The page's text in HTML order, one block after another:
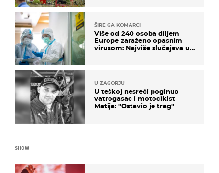
ŠIRE GA KOMARCI
Više od 240 osoba diljem
Europe zaraženo opasnim
virusom: Najviše slučajeva u
U ZAGORJU
U teškoj nesreći poginuo
vatrogasac i motociklst
Matija: "Ostavio je trag"
SHOW